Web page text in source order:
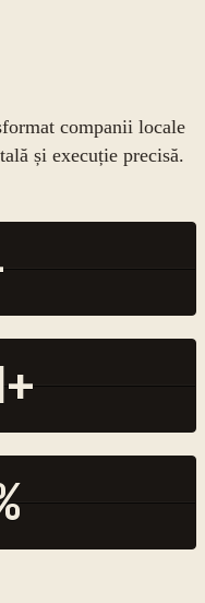
companii locale
și execuție precisă.